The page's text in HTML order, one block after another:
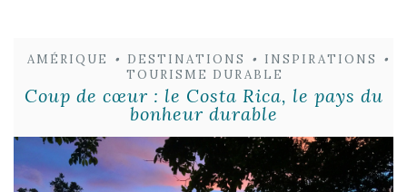
AMÉRIQUE • DESTINATIONS • INSPIRATIONS
•
TOURISME DURABLE
Coup de cœur : le Costa Rica, le pays du
bonheur durable